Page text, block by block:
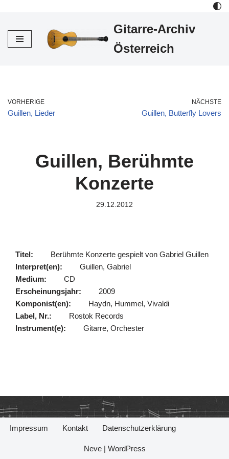
Inhalt
Gitarre-Archiv
Österreich
VORHERIGE
Guillen, Lieder
NÄCHSTE
Guillen, Butterfly Lovers
Guillen, Berühmte
Konzerte
29.12.2012
Titel:
Berühmte Konzerte gespielt von Gabriel Guillen
Interpret(en):
Guillen, Gabriel
Medium:
CD
Erscheinungsjahr:
2009
Komponist(en):
Haydn, Hummel, Vivaldi
Label, Nr.:
Rostok Records
Instrument(e):
Gitarre, Orchester
Impressum Kontakt Datenschutzerklärung
Neve| WordPress